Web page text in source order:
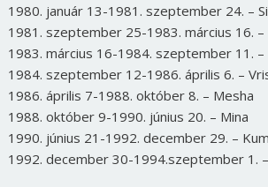
1980. január 13-1981. szeptember 24. –
1981. szeptember 25-1983. március 16. –
1983. március 16-1984. szeptember 11. –
1984. szeptember 12-1986. április 6. –
1986. április 7-1988. október 8. – Mesha
1988. október 9-1990. június 20. – Mina
1990. június 21-1992. december 29. –
1992. december 30-1994.szeptember 1.